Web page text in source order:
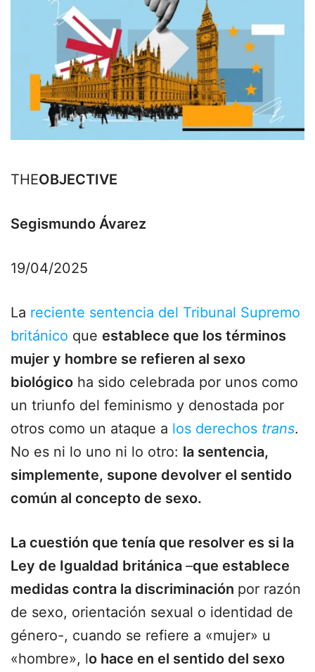
THEOBJECTIVE
Segismundo Ávarez
19/04/2025
La reciente sentencia del Tribunal Supremo
británico que establece que los términos
mujer y hombre se refieren al sexo
biológico ha sido celebrada por unos como
un triunfo del feminismo y denostada por
otros como un ataque a los derechos trans.
No es ni lo uno ni lo otro: la sentencia,
simplemente, supone devolver el sentido
común al concepto de sexo.
La cuestión que tenía que resolver es si la
Ley de Igualdad británica –que establece
medidas contra la discriminación por razón
de sexo, orientación sexual o identidad de
género-, cuando se refiere a «mujer» u
«hombre», lo hace en el sentido del sexo